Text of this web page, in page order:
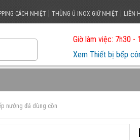
CÁCH NHIỆT THÙNG Ủ INOX GIỮ NHIỆT LIÊN
Giờ làm việc: 7h30 -
Xem Thiết bị bếp
nướng đá dùng cồn